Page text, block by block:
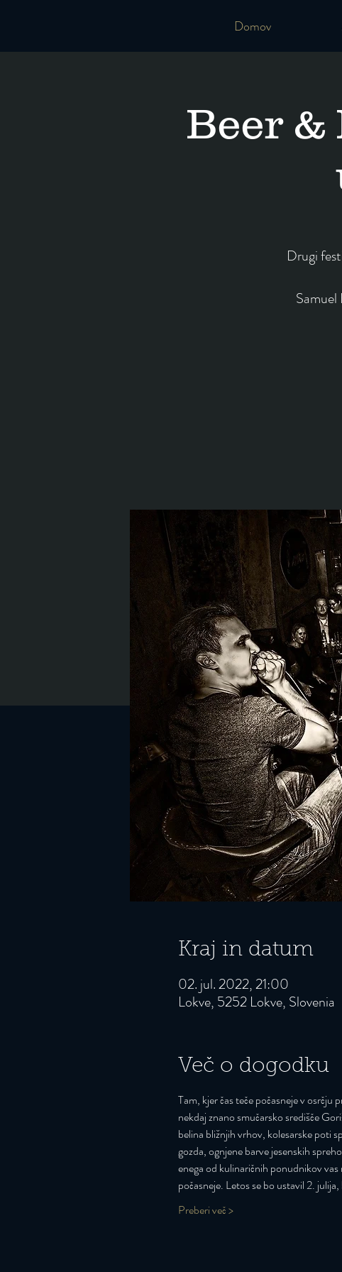
Domov
Beer &
Drugi
Kraj in datum
02. jul. 2022, 21:00
Lokve, 5252 Lokve, Slovenia
Več o dogodku
Tam, kjer čas teče počasneje v
nekdaj znano smučarsko središče
belina bližnjih vrhov, kolesarske poti
gozda, ognjene barve jesenskih
enega od kulinaričnih ponudnikov
počasneje. Letos se bo ustavil 2.
Preberi več >